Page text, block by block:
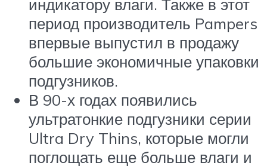
индикатору влаги. Также в этот
период производитель Pampers
впервые выпустил в продажу
большие экономичные упаковки
подгузников.
В 90-х годах появились
ультратонкие подгузники серии
Ultra Dry Thins, которые могли
поглощать еще больше влаги и